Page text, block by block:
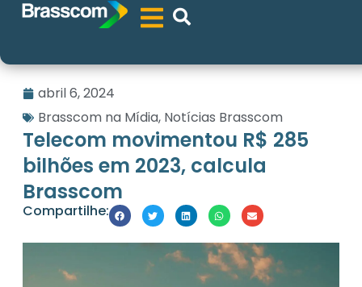
abril 6, 2024
Brasscom na Mídia, Notícias Brasscom
Telecom movimentou R$ 285
bilhões em 2023, calcula
Brasscom
Compartilhe: